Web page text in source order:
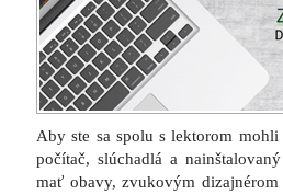
Aby ste sa spolu s lektorom
počítač, slúchadlá a
mať obavy, zvukovým